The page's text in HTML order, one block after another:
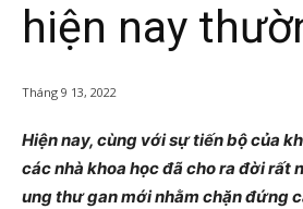
hiện nay
Tháng 9 13, 2022
Hiện nay, cùng với sự tiến bộ của
các nhà khoa học đã cho ra đời rất
ung thư gan mới nhằm chặn đứng